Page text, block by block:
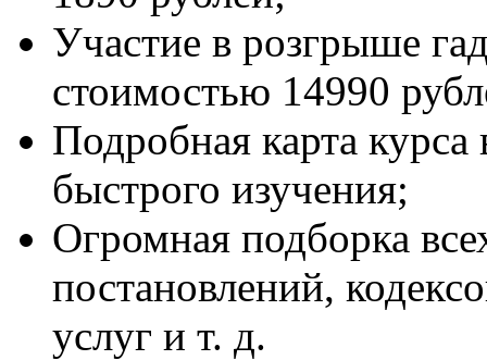
Участие в розгрыше
стоимостью 14990
Подробная карта
быстрого изучения;
Огромная подборка
постановлений,
услуг и т. д.